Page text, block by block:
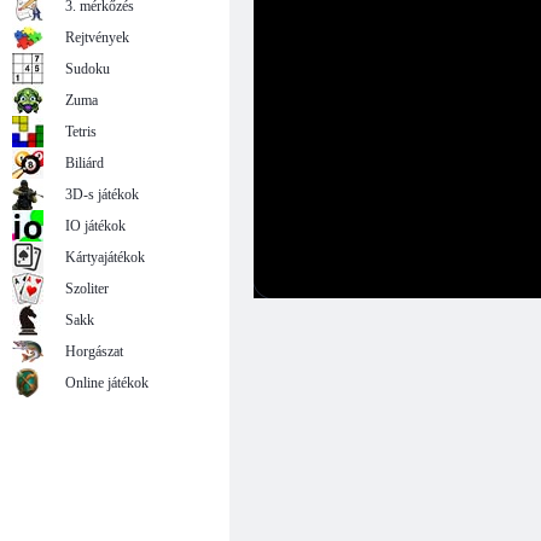
3. mérkőzés
Rejtvények
Sudoku
Zuma
Tetris
Biliárd
3D-s játékok
IO játékok
Kártyajátékok
Szoliter
Sakk
Horgászat
Online játékok